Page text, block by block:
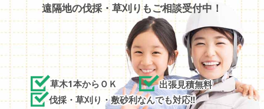
遠隔地の伐採・草刈りもご相談受付中！
草木1本からＯＫ
出張見積無料
伐採・草刈り・敷砂利なんでも対応!!